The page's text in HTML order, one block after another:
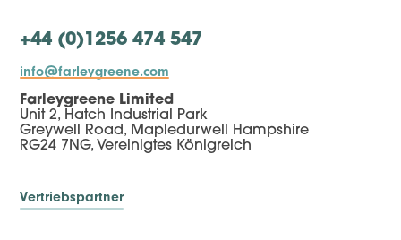
+44 (0)1256 474 547
info@farleygreene.com
Farleygreene Limited
Unit 2, Hatch Industrial Park
Greywell Road, Mapledurwell Hampshire
RG24 7NG, Vereinigtes Königreich
Vertriebspartner